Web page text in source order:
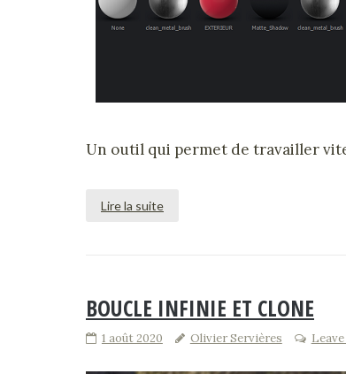
Un outil qui permet de travailler
Lire la suite
BOUCLE INFINIE ET CLONE
1 août 2020 Olivier Servières